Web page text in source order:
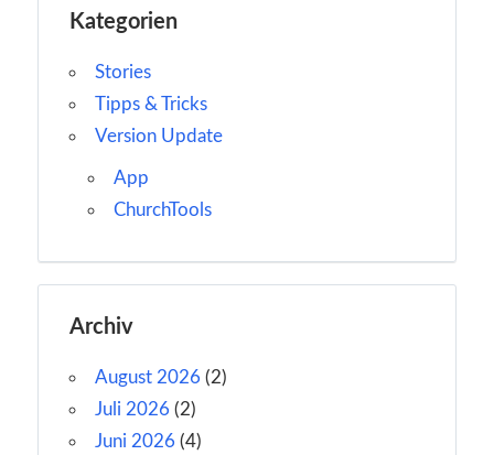
Kategorien
Stories
Tipps & Tricks
Version Update
App
ChurchTools
Archiv
August 2026 (2)
Juli 2026 (2)
Juni 2026 (4)